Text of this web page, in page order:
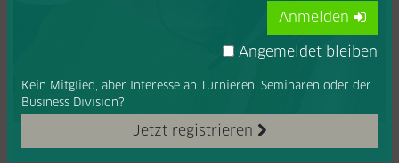
Jetzt registrieren
Kein Mitglied, aber Interesse an Turnieren, Seminaren oder der
Business Division?
Anmelden
Angemeldet bleiben